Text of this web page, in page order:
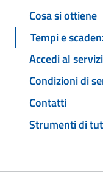
Cosa si ottiene
Tempi e
Accedi al
Condizioni di
Contatti
Strumenti di